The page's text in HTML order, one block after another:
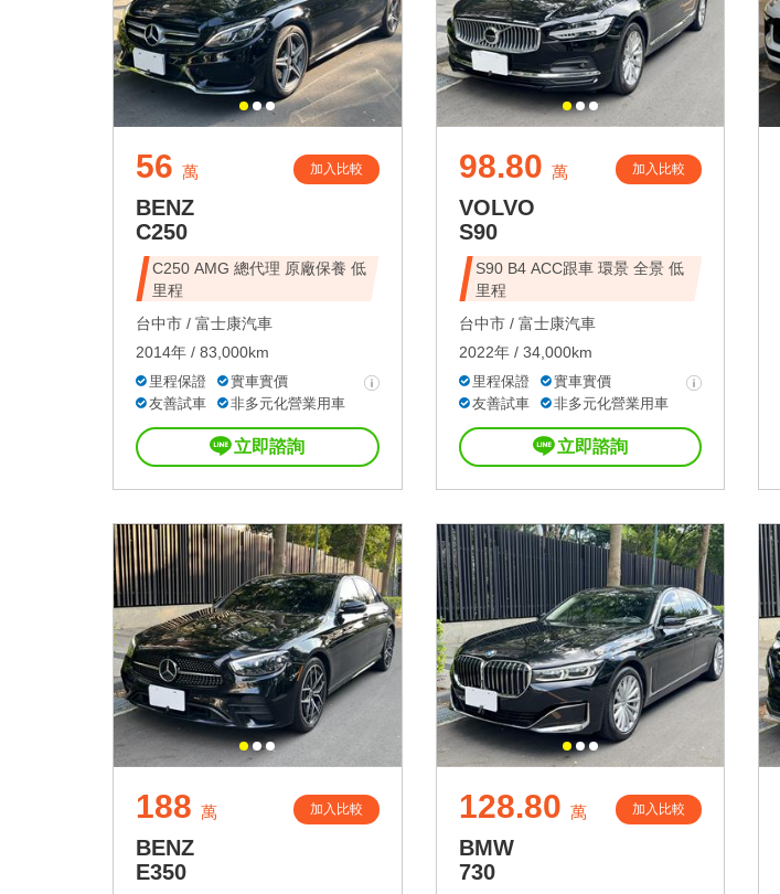
56 萬 加入比較
BENZ
C250
C250 AMG 總代理 原廠保養 低
里程
台中市 / 富士康汽車
2014年 / 83,000km
里程保證
實車實價
友善試車
非多元化營業用車
立即諮詢
98.80 萬 加入比較
VOLVO
S90
S90 B4 ACC跟車 環景 全景 低
里程
台中市 / 富士康汽車
2022年 / 34,000km
里程保證
實車實價
友善試車
非多元化營業用車
立即諮詢
188 萬 加入比較
BENZ
E350
128.80 萬 加入比較
BMW
730